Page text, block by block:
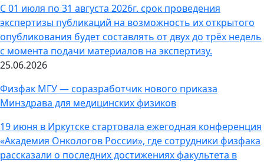
С 01 июля по 31 августа 2026г. срок проведения
экспертизы публикаций на возможность их открытого
опубликования будет составлять от двух до трёх недель
с момента подачи материалов на экспертизу.
25.06.2026
Физфак МГУ — соразработчик нового приказа
Минздрава для медицинских физиков
19 июня в Иркутске стартовала ежегодная конференция
«Академия Онкологов России», где сотрудники физфака
рассказали о последних достижениях факультета в